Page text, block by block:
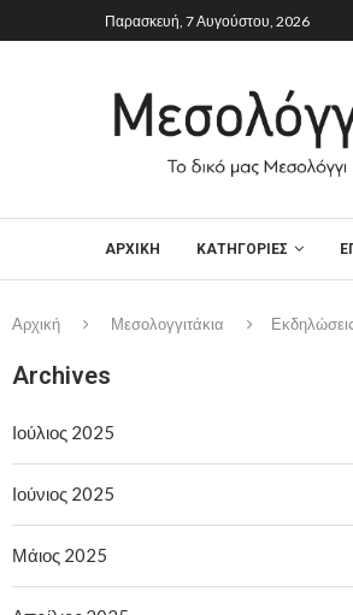
Παρασκευή, 7 Αυγούστου, 2026
ΑΡΧΙΚΉ ΚΑΤΗΓΟΡΙΕΣ
Αρχική Μεσολογγιτάκια
Archives
Ιούλιος 2025
Ιούνιος 2025
Μάιος 2025